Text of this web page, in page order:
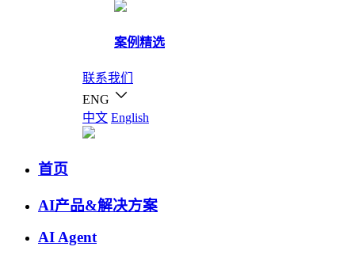
案例精选
联系我们
ENG
中文 English
首页
AI产品&解决方案
AI Agent